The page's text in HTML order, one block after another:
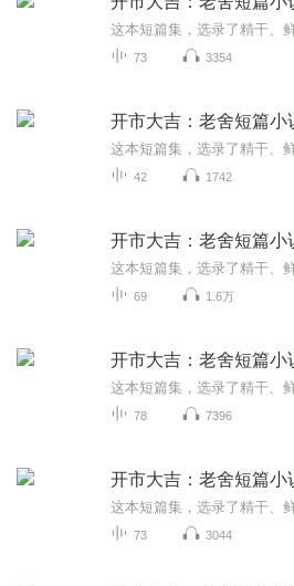
73 3354
开市大吉：老舍短篇小
42 1742
开市大吉：老舍短篇小
69 1.6万
开市大吉：老舍短篇小
78 7396
开市大吉：老舍短篇小
73 3044